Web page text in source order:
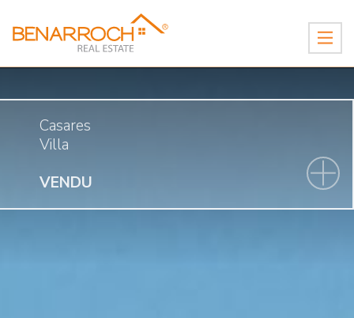
Casares
Villa
VENDU